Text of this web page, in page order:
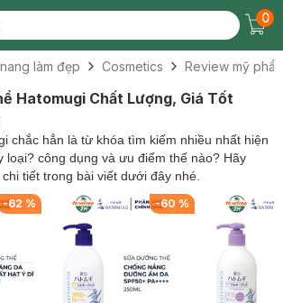
0
làm đẹp Cosmetics Review mỹ
Hatomugi Chất Lượng, Giá Tốt
chắc hẳn là từ khóa tìm kiếm nhiều nhất hiện
loại? công dụng và ưu điểm thế nào? Hãy
tiết trong bài viết dưới đây nhé.
-62 % -60 %